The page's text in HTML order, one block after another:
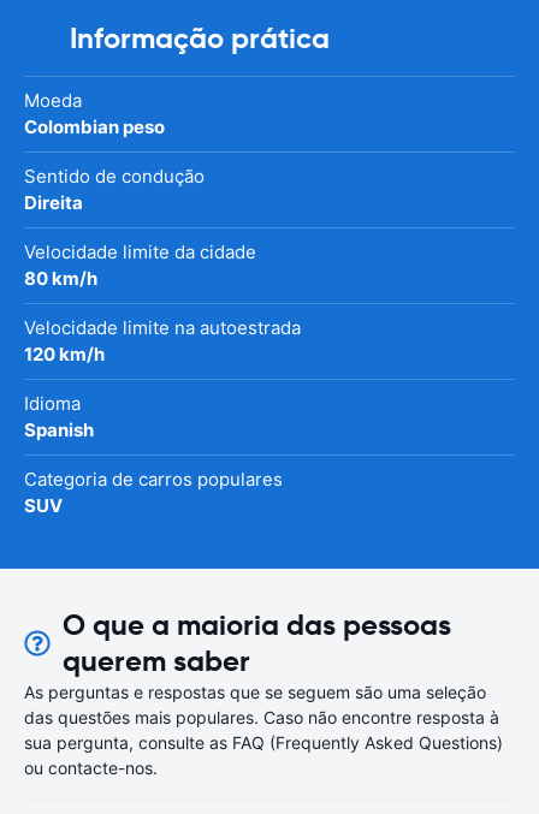
Informação prática
Moeda
Colombian peso
Sentido de condução
Direita
Velocidade limite da cidade
80 km/h
Velocidade limite na autoestrada
120 km/h
Idioma
Spanish
Categoria de carros populares
SUV
O que a maioria das pessoas
querem saber
As perguntas e respostas que se seguem são uma seleção
das questões mais populares. Caso não encontre resposta à
sua pergunta, consulte as FAQ (Frequently Asked Questions)
ou contacte-nos.